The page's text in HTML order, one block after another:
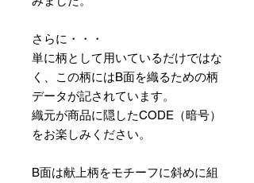
さらに・・・
単に柄として用いているだけではな
く、この柄にはB面を織るための柄
データが記されています。
織元が商品に隠したCODE（暗号）
をお楽しみください。
B面は献上柄をモチーフに斜めに組